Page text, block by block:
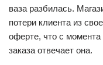
ваза разбилась.
потери клиента из
оферте, что с момента
заказа отвечает она.